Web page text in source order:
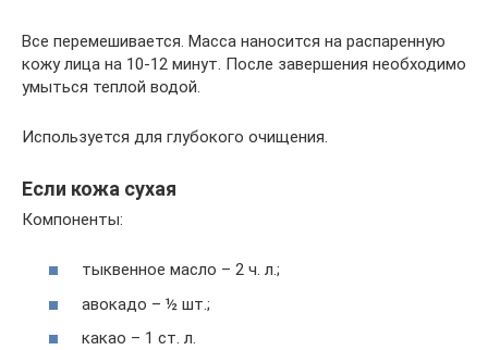
Все перемешивается. Масса наносится на распаренную
кожу лица на 10-12 минут. После завершения необходимо
умыться теплой водой.
Используется для глубокого очищения.
Если кожа сухая
Компоненты:
тыквенное масло – 2 ч. л.;
авокадо – ½ шт.;
какао – 1 ст. л.